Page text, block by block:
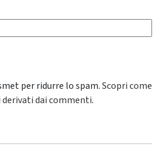
per ridurre lo spam.Scopri come
dai commenti.